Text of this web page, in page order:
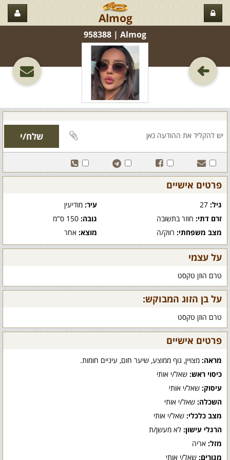
Almog
Almog‏ | 958388
פרטים אישיים
גיל: עיר:מודיעין
זרם דתי: חוזר בתשובה גובה:150 ס"מ
מצב משפחתי: רווק/ה מוצא:אחר
על עצמי
טרם הוזן טקסט
על בן הזוג המבוקש:
טרם הוזן טקסט
פרטים אישיים
מראה: מצויין, גוף ממוצע, שיער חום, עיניים חומות.
כיסוי ראש: שאל/י אותי
עיסוק: שאל/י אותי
השכלה: שאל/י אותי
מצב כלכלי: שאל/י אותי
הרגלי עישון: לא מעשן/ת
מזל: אריה
מגורים: שאל/י אותי